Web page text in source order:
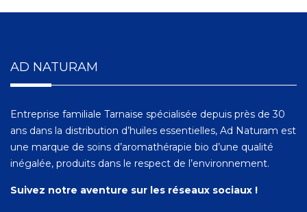
AD NATURAM
Entreprise familiale Tarnaise spécialisée depuis près de 30
ans dans la distribution d’huiles essentielles, Ad Naturam est
une marque de soins d’aromathérapie bio d’une qualité
inégalée, produits dans le respect de l’environnement.
Suivez notre aventure sur les réseaux sociaux !